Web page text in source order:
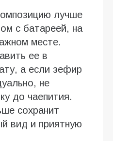
лучше
с батареей, на
месте.
ее в
а если зефир
не
до чаепития.
сохранит
вид и приятную